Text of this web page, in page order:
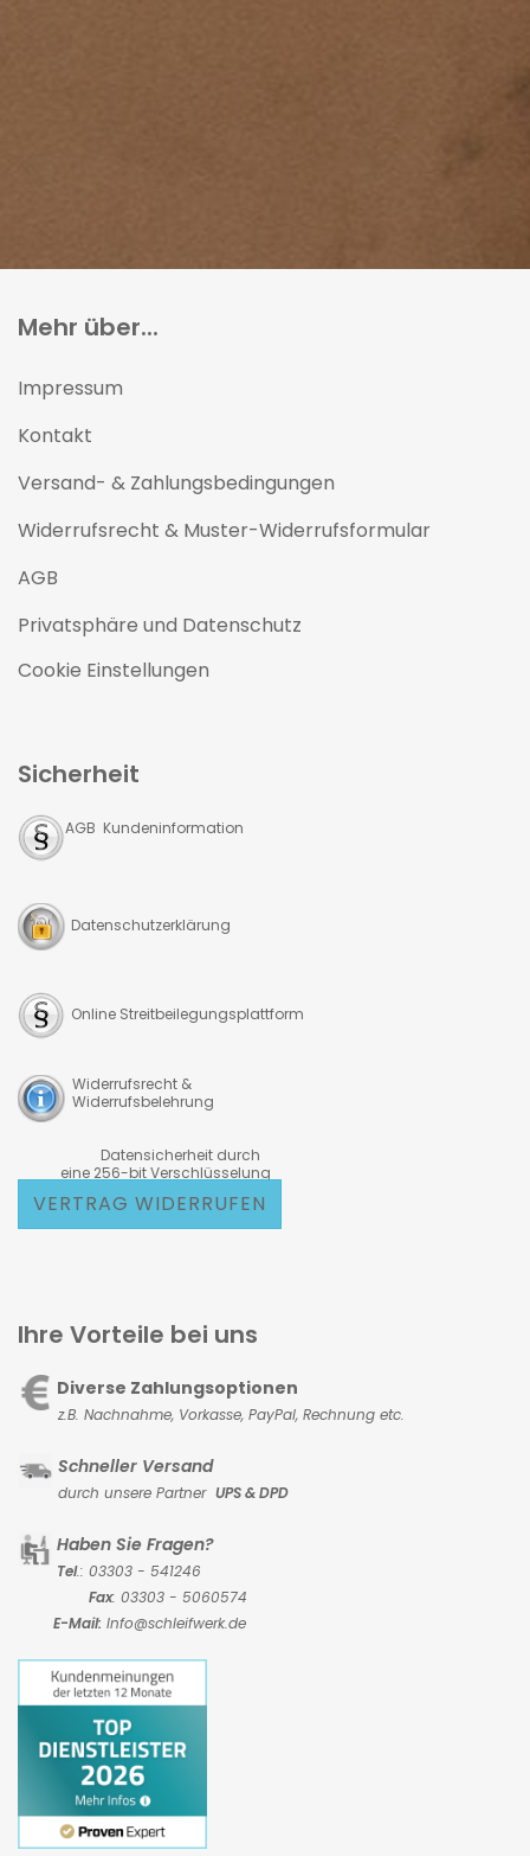
Mehr über...
Impressum
Kontakt
Versand- & Zahlungsbedingungen
Widerrufsrecht & Muster-Widerrufsformular
AGB
Privatsphäre und Datenschutz
Cookie Einstellungen
Sicherheit
AGB Kundeninformation
Datenschutzerklärung
Online Streitbeilegungsplattform
Widerrufsrecht &
Widerrufsbelehrung
Datensicherheit durch
eine 256-bit Verschlüsselung
VERTRAG WIDERRUFEN
Ihre Vorteile bei uns
Diverse Zahlungsoptionen
z.B. Nachnahme, Vorkasse, PayPal, Rechnung etc.
Schneller Versand
durch unsere Partner UPS & DPD
Haben Sie Fragen?
Tel.: 03303 - 541246
Fax: 03303 - 5060574
E-Mail: Info@schleifwerk.de